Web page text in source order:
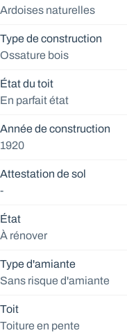
Ardoises naturelles
Type de construction
Ossature bois
État du toit
En parfait état
Année de construction
1920
Attestation de sol
-
État
À rénover
Type d'amiante
Sans risque d'amiante
Toit
Toiture en pente